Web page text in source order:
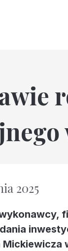
2025
Mickiewicza